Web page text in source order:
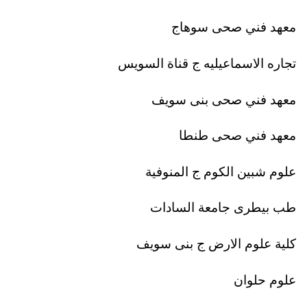
معهد فني صحى سوهاج
تجاره الاسماعيليه ج قناة السويس
معهد فني صحى بنى سويف
معهد فني صحى طنطا
علوم شبين الكوم ج المنوفية
طب بيطرى جامعة السادات
كلية علوم الارض ج بنى سويف
علوم حلوان